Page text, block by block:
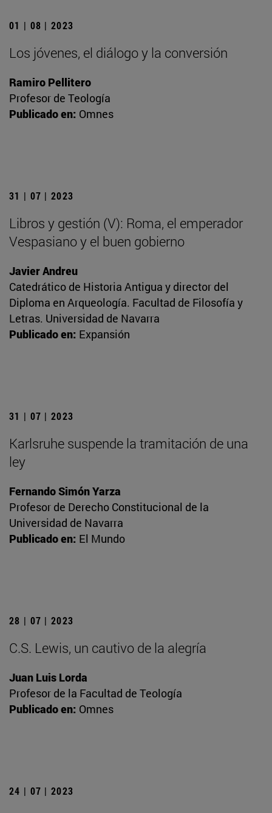
01 | 08 | 2023
Los jóvenes, el diálogo y la conversión
Ramiro Pellitero
Profesor de Teología
Publicado en: Omnes
31 | 07 | 2023
Libros y gestión (V): Roma, el emperador
Vespasiano y el buen gobierno
Javier Andreu
Catedrático de Historia Antigua y director del
Diploma en Arqueología. Facultad de Filosofía y
Letras. Universidad de Navarra
Publicado en: Expansión
31 | 07 | 2023
Karlsruhe suspende la tramitación de una
ley
Fernando Simón Yarza
Profesor de Derecho Constitucional de la
Universidad de Navarra
Publicado en: El Mundo
28 | 07 | 2023
C.S. Lewis, un cautivo de la alegría
Juan Luis Lorda
Profesor de la Facultad de Teología
Publicado en: Omnes
24 | 07 | 2023